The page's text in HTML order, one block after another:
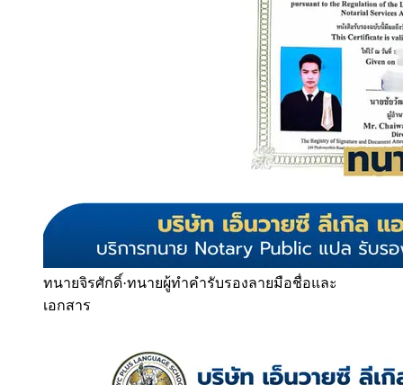
ทนายจิรศักดิ์·ทนายผู้ทำคำรับรองลายมือชื่อและ
เอกสาร